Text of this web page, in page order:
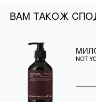
ВАМ ТАКОЖ
NOT
ДИКА